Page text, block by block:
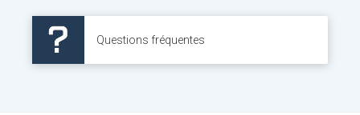
Questions fréquentes